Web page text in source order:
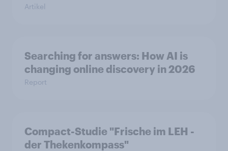
Artikel
Searching for answers: How AI is
changing online discovery in 2026
Report
Compact-Studie "Frische im LEH -
der Thekenkompass"